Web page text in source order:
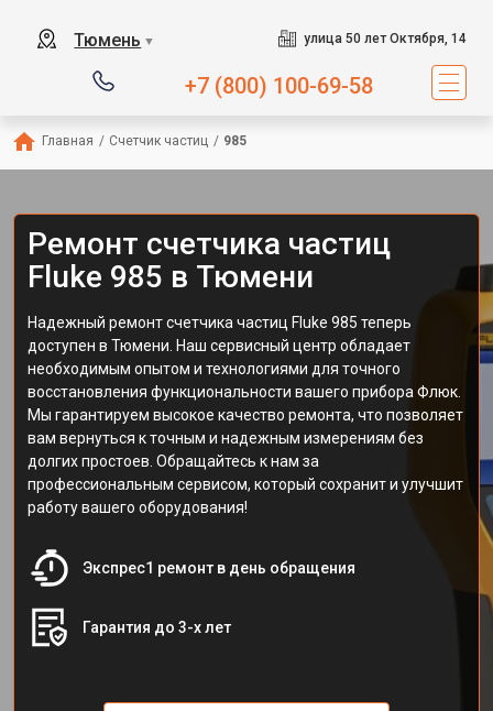
Тюмень ▼ улица 50 лет Октября, 14
+7 (800) 100-69-58
Главная / Счетчик частиц / 985
Ремонт счетчика частиц
Fluke 985 в Тюмени
Надежный ремонт счетчика частиц Fluke 985 теперь
доступен в Тюмени. Наш сервисный центр обладает
необходимым опытом и технологиями для точного
восстановления функциональности вашего прибора Флюк.
Мы гарантируем высокое качество ремонта, что позволяет
вам вернуться к точным и надежным измерениям без
долгих простоев. Обращайтесь к нам за
профессиональным сервисом, который сохранит и улучшит
работу вашего оборудования!
Экспрес1 ремонт в день обращения
Гарантия до 3-х лет